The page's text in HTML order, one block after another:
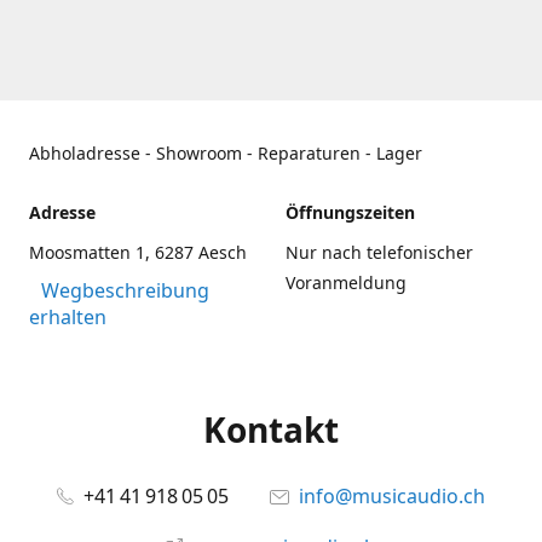
Abholadresse - Showroom - Reparaturen - Lager
Adresse
Moosmatten 1, 6287 Aesch
Wegbeschreibung
erhalten
Öffnungszeiten
Nur nach telefonischer
Voranmeldung
Kontakt
+41 41 918 05 05
info@musicaudio.ch